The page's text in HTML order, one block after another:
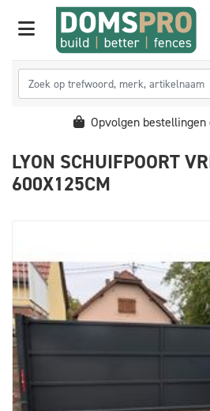
Opvolgen
LYON SCHUIFPOORT
600X125CM